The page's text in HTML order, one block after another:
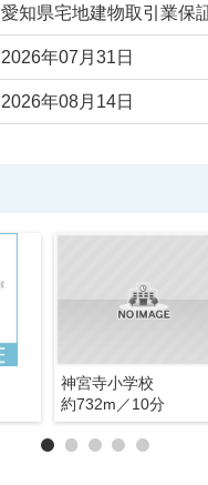
愛知県宅地建物取引業保
2026年07月31日
2026年08月14日
神宮寺小学校
約732m／10分